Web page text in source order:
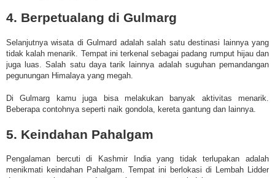
4. Berpetualang di Gulmarg
Selanjutnya wisata di Gulmard adalah salah satu destinasi lainnya yang
tidak kalah menarik. Tempat ini terkenal sebagai padang rumput hijau dan
juga luas. Salah satu daya tarik lainnya adalah suguhan pemandangan
pegunungan Himalaya yang megah.
Di Gulmarg kamu juga bisa melakukan banyak aktivitas menarik.
Beberapa contohnya seperti naik gondola, kereta gantung dan lainnya.
5. Keindahan Pahalgam
Pengalaman bercuti di Kashmir India yang tidak terlupakan adalah
menikmati keindahan Pahalgam. Tempat ini berlokasi di Lembah Lidder